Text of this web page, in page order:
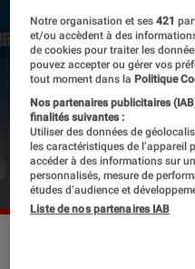
Notre organisation et ses421
et/ou accèdent à des
de cookies pour traiter les
pouvez accepter ou gérer vos
tout moment dans la Politique
Nos partenaires publicitaires
finalités suivantes :
Utiliser des données de
les caractéristiques de l’appareil
accéder à des informations sur
personnalisés, mesure de
études d’audience et
Liste de nos partenaires IAB